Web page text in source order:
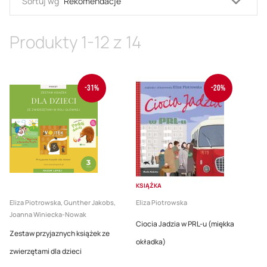
Produkty 1-12 z 14
-31%
Eliza Piotrowska, Gunther Jakobs,
Joanna Winiecka-Nowak
Zestaw przyjaznych książek ze
zwierzętami dla dzieci
-20%
KSIĄŻKA
Eliza Piotrowska
Ciocia Jadzia w PRL-u (miękka
okładka)